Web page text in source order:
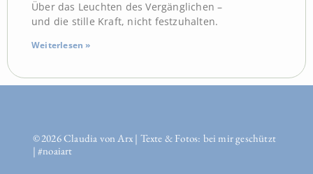
Über das Leuchten des Vergänglichen –
und die stille Kraft, nicht festzuhalten.
Weiterlesen »
© 2026 Claudia von Arx | Texte & Fotos: bei mir geschützt
| #noaiart